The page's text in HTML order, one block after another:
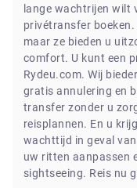
lange wachtrijen wilt
privétransfer
maar ze bieden u
comfort. U kunt een
Rydeu.com. Wij
gratis annulering en
transfer zonder u
reisplannen. En u
wachttijd in geval
uw ritten aanpassen
sightseeing. Reis nu